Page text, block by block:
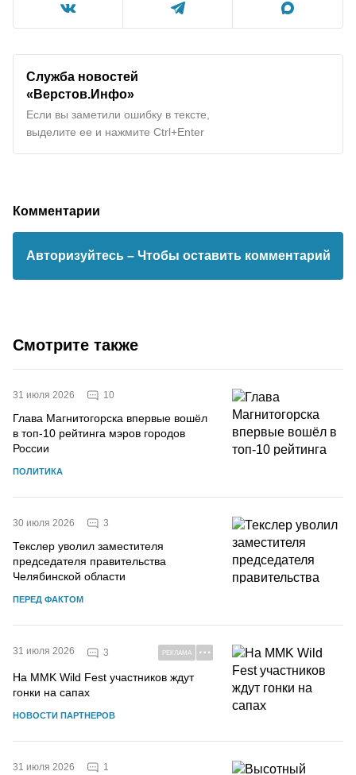
Служба новостей
«Верстов.Инфо»
Если вы заметили ошибку в тексте,
выделите ее и нажмите Ctrl+Enter
Комментарии
Авторизуйтесь – Чтобы оставить комментарий
Смотрите также
31 июля 2026 10
Глава Магнитогорска впервые вошёл
в топ-10 рейтинга мэров городов
России
ПОЛИТИКА
30 июля 2026 3
Текслер уволил заместителя
председателя правительства
Челябинской области
ПЕРЕД ФАКТОМ
31 июля 2026 3 РЕКЛАМА
На MMK Wild Fest участников ждут
гонки на сапах
НОВОСТИ ПАРТНЕРОВ
31 июля 2026 1